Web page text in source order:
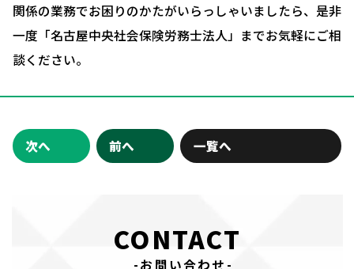
関係の業務でお困りのかたがいらっしゃいましたら、是非
一度「名古屋中央社会保険労務士法人」までお気軽にご相
談ください。
次へ 前へ 一覧へ
CONTACT
-お問い合わせ-